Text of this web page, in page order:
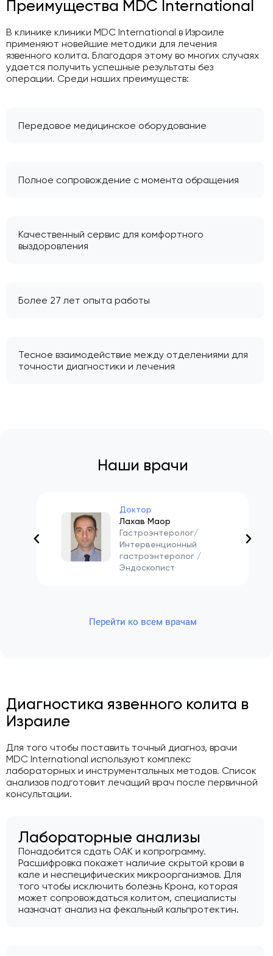
Преимущества MDC International
В клинике клиники MDC International в Израиле
применяют новейшие методики для лечения
язвенного колита. Благодаря этому во многих случаях
удается получить успешные результаты без
операции. Среди наших преимуществ:
Передовое медицинское оборудование
Полное сопровождение с момента обращения
Качественный сервис для комфортного
выздоровления
Более 27 лет опыта работы
Тесное взаимодействие между отделениями для
точности диагностики и лечения
Наши врачи
Доктор
Лахав Маор
Гастроэнтеролог/
Интервенционный
гастроэнтеролог /
Эндоскопист
Перейти ко всем врачам
Диагностика язвенного колита в
Израиле
Для того чтобы поставить точный диагноз, врачи
MDC International используют комплекс
лабораторных и инструментальных методов. Список
анализов подготовит лечащий врач после первичной
консультации.
Лабораторные анализы
Понадобится сдать ОАК и копрограмму.
Расшифровка покажет наличие скрытой крови в
кале и неспецифических микроорганизмов. Для
того чтобы исключить болезнь Крона, которая
может сопровождаться колитом, специалисты
назначат анализ на фекальный кальпротектин.